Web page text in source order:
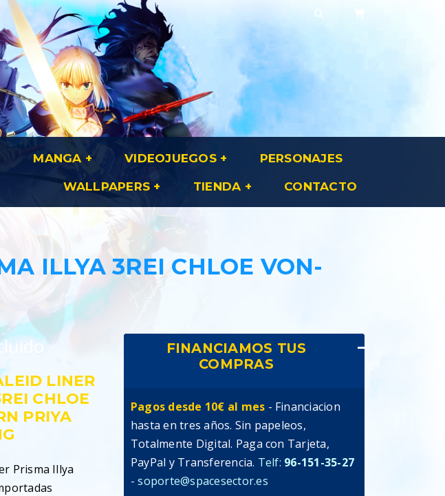
MANGA VIDEOJUEGOS
PERSONAJES
WALLPAPERS
TIENDA CONTACTO
ILLYA 3REI CHLOE VON-
LINER
CHLOE
PRIYA
Prisma Illya
FINANCIAMOS TUS
COMPRAS
Pagos desde 10€ al mes - Financiacion
hasta en tres años. Sin papeleos,
Totalmente Digital. Paga con Tarjeta,
PayPal y Transferencia. Telf: 96-151-35-27
- soporte@spacesector.es